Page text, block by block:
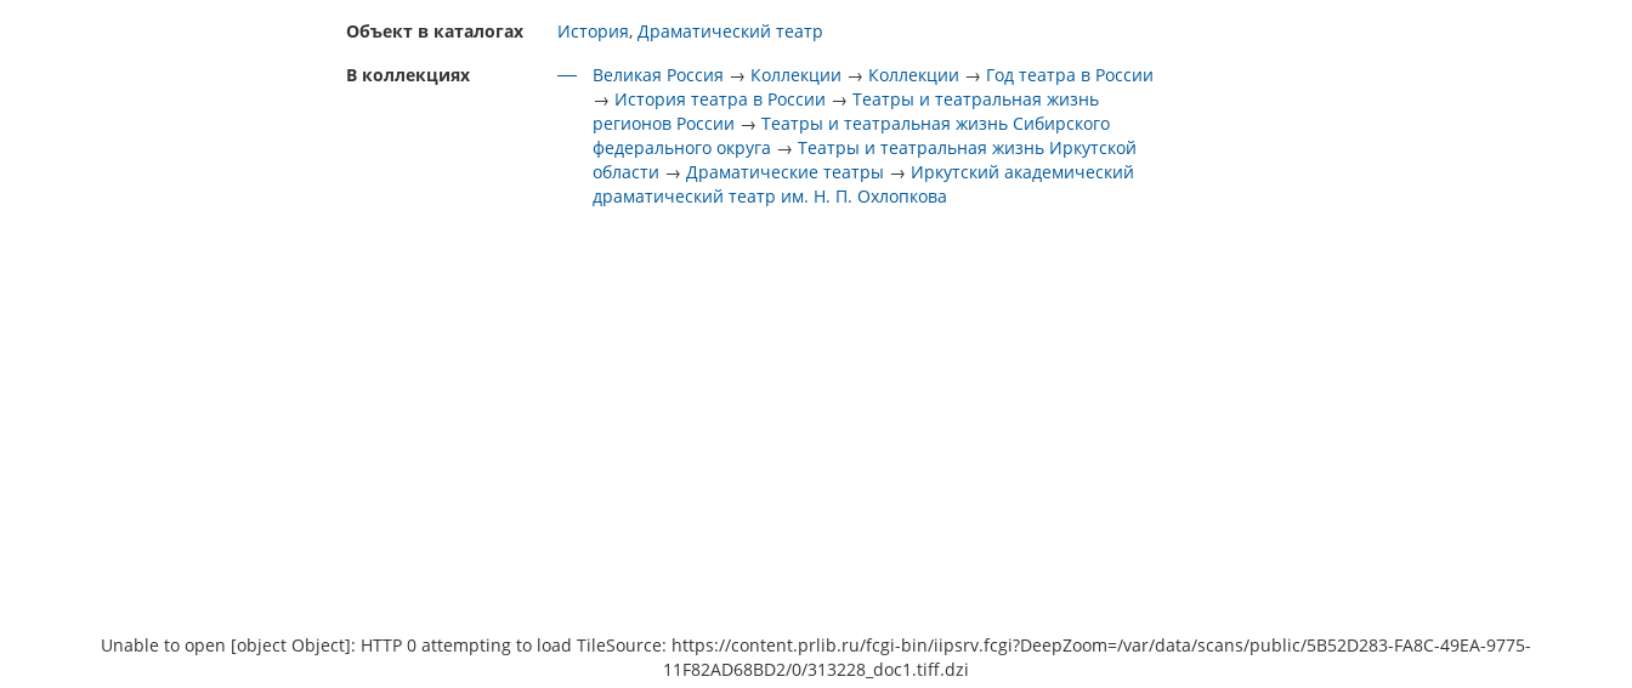
Объект в каталогах
История Драматический театр
В коллекциях
Великая Россия → Коллекции → Коллекции → Год театра в России
→ История театра в России →Театры и театральная жизнь
регионов России →Театры и театральная жизнь Сибирского
федерального округа →Театры и театральная жизнь Иркутской
области →Драматические театры → Иркутский академический
драматический театр им. Н. П. Охлопкова
Unable to open [object Object]: HTTP 0 attempting to load TileSource: https://content.prlib.ru/fcgi-bin/iipsrv.fcgi?DeepZoom=/var/data/scans/public/5B52D283-FA8C-49EA-9775-
11F82AD68BD2/0/313228_doc1.tiff.dzi